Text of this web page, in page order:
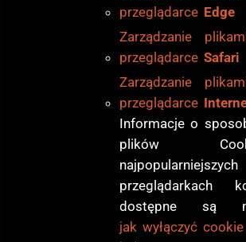
przeglądarce Edge
Zarządzanie
przeglądarce Safari
Zarządzanie
przeglądarce
Informacje o
plików
najpopularniejszych
przeglądarkach
dostępne są
jak wyłączyć cookie